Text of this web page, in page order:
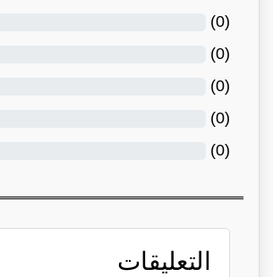
(
0
)
(
0
)
(
0
)
(
0
)
(
0
)
التعليقات